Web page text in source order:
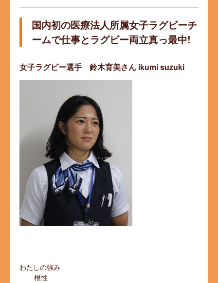
国内初の医療法人所属女子ラグビーチ
ームで仕事とラグビー両立真っ最中!
女子ラグビー選手 鈴木育美さん ikumi suzuki
わたしの強み
根性